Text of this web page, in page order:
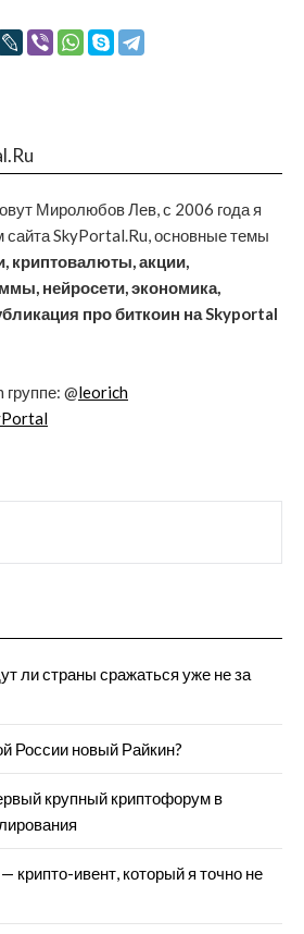
Миролюбов Лев, с 2006 года я
сайта SkyPortal.Ru, основные темы
криптовалюты, акции,
нейросети, экономика,
про биткоин на Skyportal
@leorich
ли страны сражаться уже не за
России новый Райкин?
крупный криптофорум в
крипто-ивент, который я точно не